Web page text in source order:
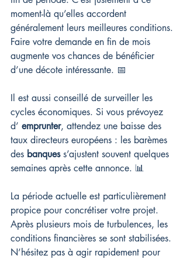
moment-là qu’elles accordent
généralement leurs meilleures conditions.
Faire votre demande en fin de mois
augmente vos chances de bénéficier
d’une décote intéressante. 📅
Il est aussi conseillé de surveiller les
cycles économiques. Si vous prévoyez
d’ emprunter, attendez une baisse des
taux directeurs européens : les barèmes
des banques s’ajustent souvent quelques
semaines après cette annonce. 📊
La période actuelle est particulièrement
propice pour concrétiser votre projet.
Après plusieurs mois de turbulences, les
conditions financières se sont stabilisées.
N’hésitez pas à agir rapidement pour